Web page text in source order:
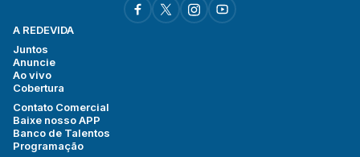
A REDEVIDA
Juntos
Anuncie
Ao vivo
Cobertura
Contato Comercial
Baixe nosso APP
Banco de Talentos
Programação